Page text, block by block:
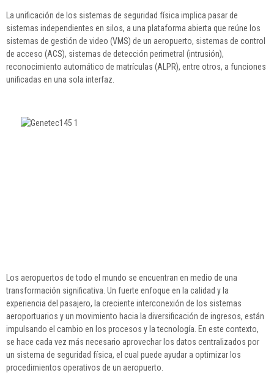
La unificación de los sistemas de seguridad física implica pasar de
sistemas independientes en silos, a una plataforma abierta que reúne los
sistemas de gestión de video (VMS) de un aeropuerto, sistemas de control
de acceso (ACS), sistemas de detección perimetral (intrusión),
reconocimiento automático de matrículas (ALPR), entre otros, a funciones
unificadas en una sola interfaz.
Los aeropuertos de todo el mundo se encuentran en medio de una
transformación significativa. Un fuerte enfoque en la calidad y la
experiencia del pasajero, la creciente interconexión de los sistemas
aeroportuarios y un movimiento hacia la diversificación de ingresos, están
impulsando el cambio en los procesos y la tecnología. En este contexto,
se hace cada vez más necesario aprovechar los datos centralizados por
un sistema de seguridad física, el cual puede ayudar a optimizar los
procedimientos operativos de un aeropuerto.